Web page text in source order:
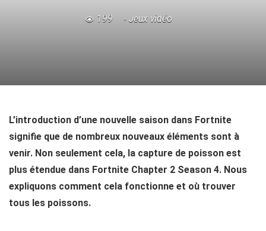
199 Jeux vidéo
L’introduction d’une nouvelle saison dans Fortnite
signifie que de nombreux nouveaux éléments sont à
venir. Non seulement cela, la capture de poisson est
plus étendue dans Fortnite Chapter 2 Season 4. Nous
expliquons comment cela fonctionne et où trouver
tous les poissons.